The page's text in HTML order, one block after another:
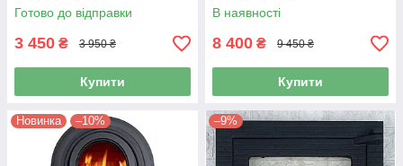
Готово до відправки
3 450 ₴ 3 950 ₴
Купити
В наявності
8 400 ₴ 9 450 ₴
Купити
Новинка –10% –9%